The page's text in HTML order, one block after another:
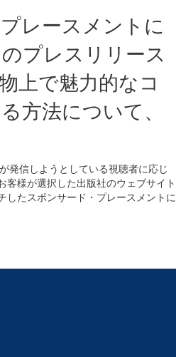
レースメントに
プレスリリース
上で魅力的なコ
方法について、
発信しようとしている視聴者に応じ
客様が選択した出版社のウェブサイト
したスポンサード・プレースメントに